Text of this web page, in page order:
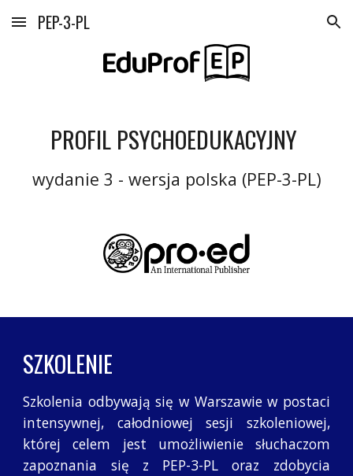
Skip to main content Skip to navigation
PEP-3-PL
PROFIL PSYCHOEDUKACYJNY
wydanie 3 - wersja polska (PEP-3-PL)
SZKOLENIE
Szkolenia odbywają się w Warszawie w postaci
intensywnej, całodniowej sesji szkoleniowej,
której celem jest umożliwienie słuchaczom
zapoznania się z PEP-3-PL oraz zdobycia